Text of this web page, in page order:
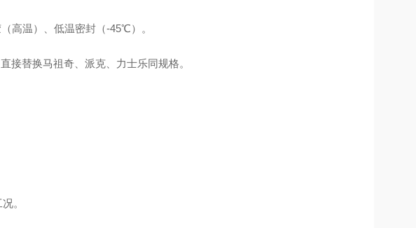
高温）、低温密封（-45℃）。
接替换马祖奇、派克、力士乐同规格。
。